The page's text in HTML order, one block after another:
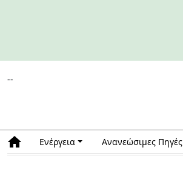
--
Ενέργεια Ανανεώσιμες Πηγές